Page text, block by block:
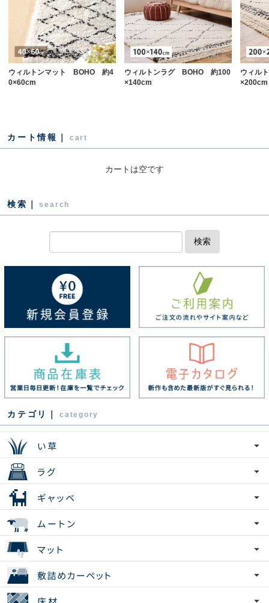
ウィルトンマット BOHO 約4
0×60cm
ウィルトンラグ BOHO 約100
×140cm
ウィル
×200cm
カート情報｜ cart
カートは空です
検索｜ search
検索
カテゴリ｜ category